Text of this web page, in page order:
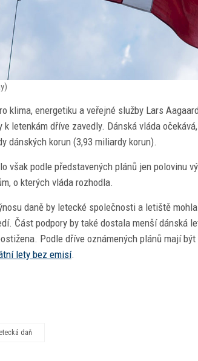
klima, energetiku a veřejné služby Lars
k letenkám dříve zavedly. Dánská vláda
dánských korun (3,93 miliardy korun).
však podle představených plánů jen polovinu
o kterých vláda rozhodla.
daně by letecké společnosti a letiště
Část podpory by také dostala menší dánská
Podle dříve oznámených plánů mají být
lety bez emisí.
daň